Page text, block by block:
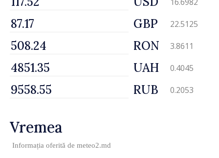
GBP 22.5125
RON 3.8611
UAH 0.4045
RUB 0.2053
Vremea
Informația oferită de meteo2.md